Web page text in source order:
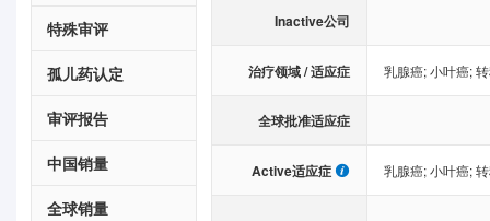
特殊审评
孤儿药认定
审评报告
中国销量
全球销量
Inactive公司
治疗领域 / 适应症 乳腺癌;小叶癌;
全球批准适应症
Active适应症 乳腺癌;小叶癌;